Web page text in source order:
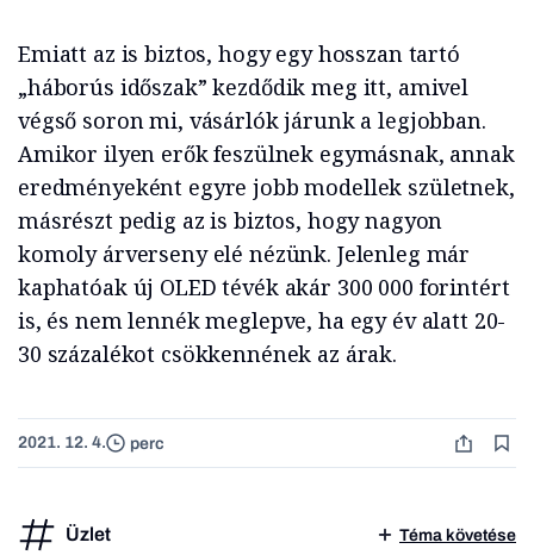
Emiatt az is biztos, hogy egy hosszan tartó
„háborús időszak” kezdődik meg itt, amivel
végső soron mi, vásárlók járunk a legjobban.
Amikor ilyen erők feszülnek egymásnak, annak
eredményeként egyre jobb modellek születnek,
másrészt pedig az is biztos, hogy nagyon
komoly árverseny elé nézünk. Jelenleg már
kaphatóak új OLED tévék akár 300 000 forintért
is, és nem lennék meglepve, ha egy év alatt 20-
30 százalékot csökkennének az árak.
2021. 12. 4. perc
Üzlet Téma követése